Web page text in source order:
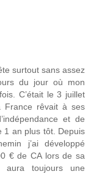
surtout sans assez
du jour où mon
C’était le 3 juillet
rêvait à ses
et de
1 an plus tôt. Depuis
j’ai développé
€ de CA lors de sa
toujours une